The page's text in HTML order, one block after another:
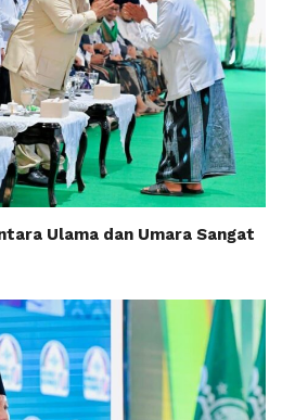
Ulama dan Umara Sangat